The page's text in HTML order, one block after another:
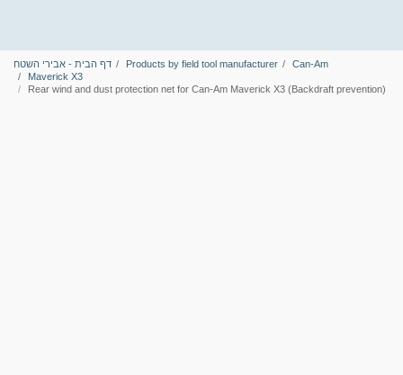
דף הבית - אבירי השטח Products by field tool manufacturer
Can-Am
Maverick X3
Rear wind and dust protection net for Can-Am Maverick X3 (Backdraft prevention)